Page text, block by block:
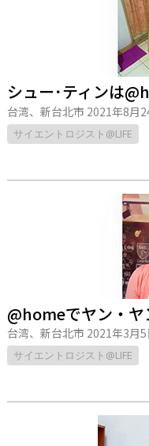
シュー･ティンは
台湾、新台北市 2021年8月
サイエントロジスト@LIFE
@homeでヤン・ヤ
台湾、新台北市 2021年3月5
サイエントロジスト@LIFE